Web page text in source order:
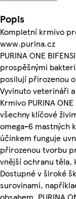
Popis
Kompletní krmivo
www.purina.cz
PURINA ONE
prospěšnými
posilují přirozenou
Vyvinuto veterináři
Krmivo PURINA
všechny klíčové
omega-6 mastných
účinkem funguje
přirozenou tvorbu
vnější ochranu těla,
Dostupné v široké
surovinami,
obsahem. PURINA